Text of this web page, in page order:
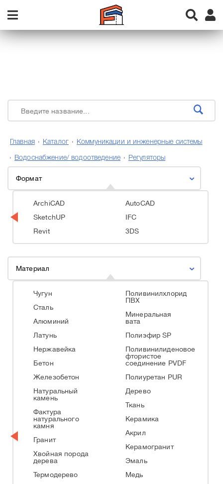
Главная Каталог Коммуникации и инженерные системы
Водоснабжение/ водоотведение Регуляторы
Формат
ArchiCAD
SketchUP
Revit
AutoCAD
IFC
3DS
Материал
Чугун
Сталь
Алюминий
Латунь
Нержавейка
Бетон
Железобетон
Натуральный
камень
Фактура
натурального
камня
Гранит
Хвойная порода
дерева
Термодерево
Поливинилхлорид
ПВХ
Минеральная
вата
Полиэфир SP
Поливинилиденовое
фтористое
соединение PVDF
Полиуретан PUR
Дерево
Ткань
Керамика
Акрил
Керамогранит
Эмаль
Медь